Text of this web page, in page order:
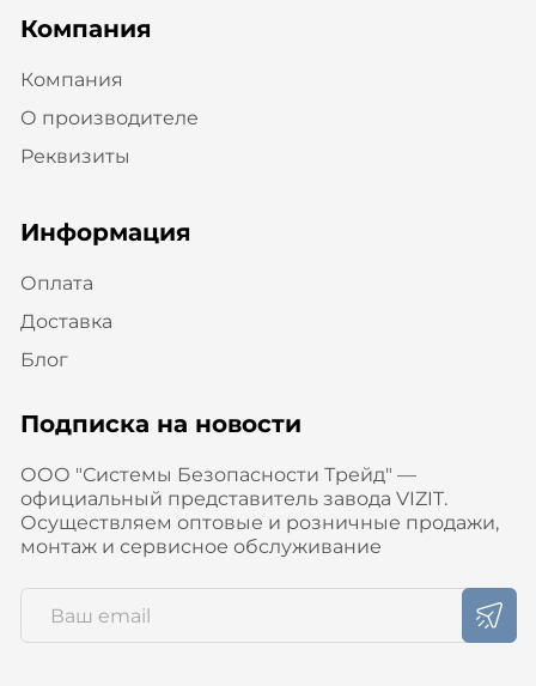
Компания
Компания
О производителе
Реквизиты
Информация
Оплата
Доставка
Блог
Подписка на новости
ООО "Системы Безопасности Трейд" —
официальный представитель завода VIZIT.
Осуществляем оптовые и розничные продажи,
монтаж и сервисное обслуживание